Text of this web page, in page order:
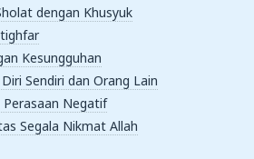
dengan Khusyuk
Kesungguhan
Sendiri dan Orang Lain
Perasaan Negatif
Segala Nikmat Allah